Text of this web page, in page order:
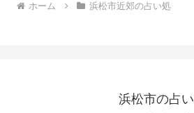
ホーム 浜松市近郊の占い処
浜松市の占い